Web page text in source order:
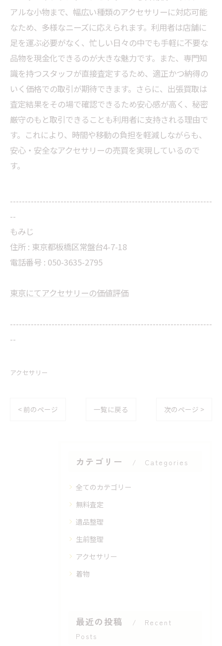
アルな小物まで、幅広い種類のアクセサリーに対応可能
なため、多様なニーズに応えられます。利用者は店舗に
足を運ぶ必要がなく、忙しい日々の中でも手軽に不要な
品物を現金化できるのが大きな魅力です。また、専門知
識を持つスタッフが直接査定するため、適正かつ納得の
いく価格での取引が期待できます。さらに、出張買取は
査定結果をその場で確認できるため安心感が高く、秘密
厳守のもと取引できることも利用者に支持される理由で
す。これにより、時間や移動の負担を軽減しながらも、
安心・安全なアクセサリーの売買を実現しているので
す。
--------------------------------------------------------------------
--
もみじ
住所 : 東京都板橋区常盤台4-7-18
電話番号 : 050-3635-2795
東京にてアクセサリーの価値評価
--------------------------------------------------------------------
--
アクセサリー
< 前のページ 一覧に戻る 次のページ >
カテゴリー Categories
全てのカテゴリー
無料査定
遺品整理
生前整理
アクセサリー
着物
最近の投稿
Recent
Posts